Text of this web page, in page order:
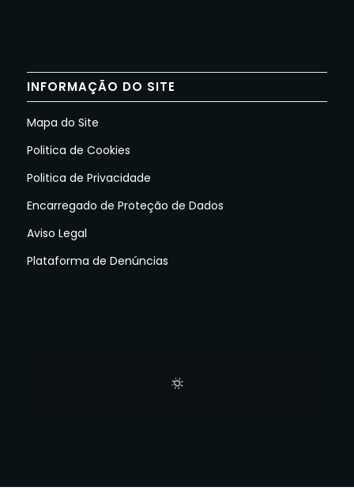
INFORMAÇÃO DO SITE
Mapa do Site
Politica de Cookies
Politica de Privacidade
Encarregado de Proteção de Dados
Aviso Legal
Plataforma de Denúncias